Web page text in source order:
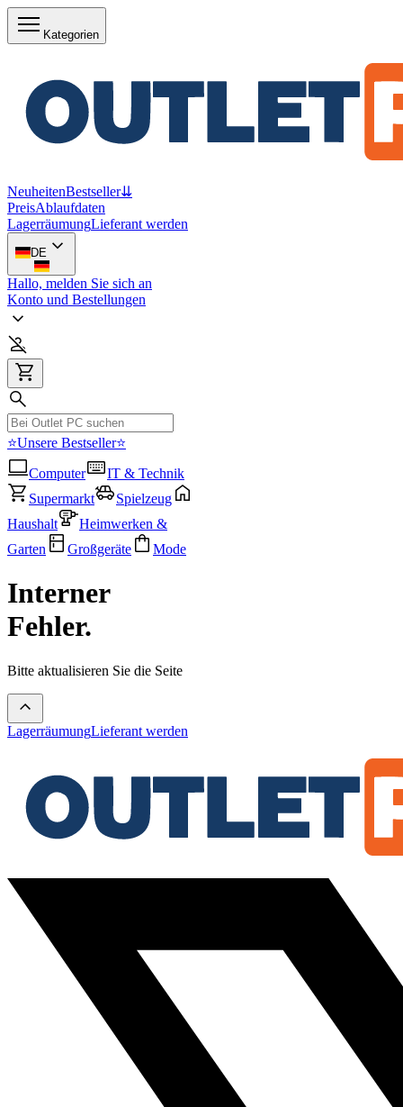
Kategorien
NeuheitenBestseller⇊
PreisAblaufdaten
LagerräumungLieferant werden
DE
Hallo, melden Sie sich an
Konto und Bestellungen
⭐Unsere Bestseller⭐
Computer
IT & Technik
Supermarkt
Spielzeug
Haushalt
Heimwerken &
Garten
Großgeräte Mode
Interner
Fehler.
Bitte aktualisieren Sie die Seite
LagerräumungLieferant werden